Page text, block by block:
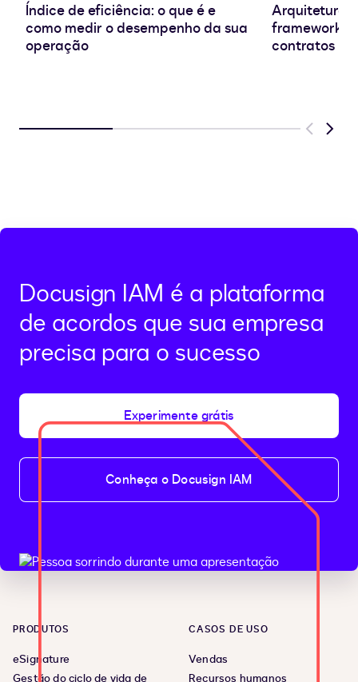
Índice de eficiência: o que é e
como medir o desempenho da sua
operação
Arquitetura
frameworks
contratos
Previous
Next
Docusign IAM é a plataforma
de acordos que sua empresa
precisa para o sucesso
Experimente grátis
Conheça o Docusign IAM
PRODUTOS
eSignature
Gestão do ciclo de vida de
CASOS DE USO
Vendas
Recursos humanos